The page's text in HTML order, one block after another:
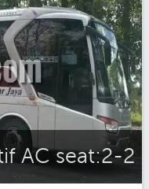
AC seat:2-2